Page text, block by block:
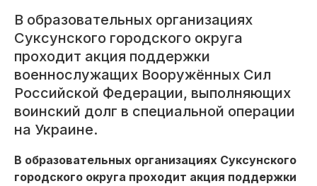
В образовательных организациях
Суксунского городского округа
проходит акция поддержки
военнослужащих Вооружённых Сил
Российской Федерации, выполняющих
воинский долг в специальной операции
на Украине.
В образовательных организациях Суксунского
городского округа проходит акция поддержки